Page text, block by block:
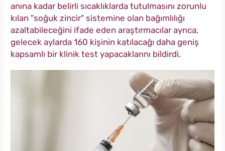
anına kadar belirli sıcaklıklarda tutulmasını zorunlu
kılan "soğuk zincir" sistemine olan bağımlılığı
azaltabileceğini ifade eden araştırmacılar ayrıca,
gelecek aylarda 160 kişinin katılacağı daha geniş
kapsamlı bir klinik test yapacaklarını bildirdi.